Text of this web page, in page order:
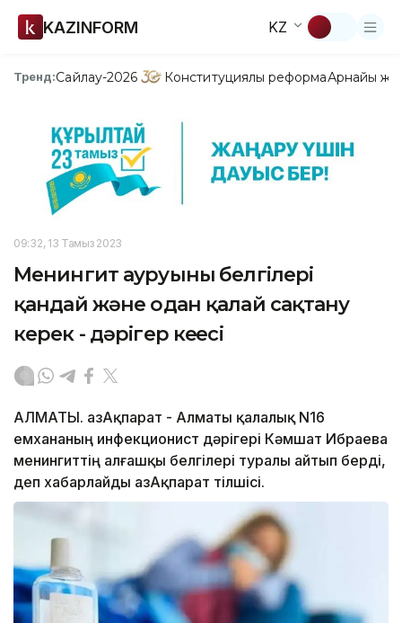
KAZINFORM KZ
Тренд:Сайлау-2026 Конституциялық реформаАрнайы
09:32, 13 Тамыз 2023
Менингит ауруының белгілері
қандай және одан қалай сақтану
керек - дәрігер кеңесі
АЛМАТЫ. ҚазАқпарат - Алматы қалалық N16
емхананың инфекционист дәрігері Кәмшат Ибраева
менингиттің алғашқы белгілері туралы айтып берді,
деп хабарлайды ҚазАқпарат тілшісі.